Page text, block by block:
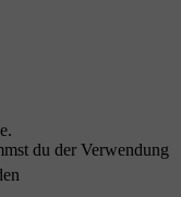
du der Verwendung